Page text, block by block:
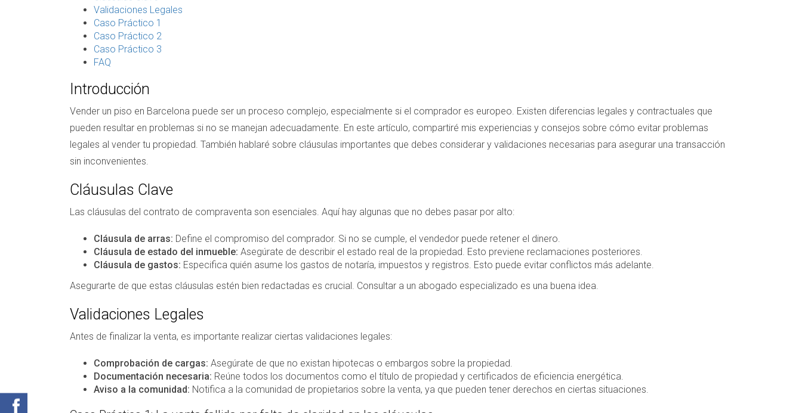
Validaciones Legales
Caso Práctico 1
Caso Práctico 2
Caso Práctico 3
FAQ
Introducción
Vender un piso en Barcelona puede ser un proceso complejo, especialmente si el comprador es europeo. Existen diferencias legales y contractuales que
pueden resultar en problemas si no se manejan adecuadamente. En este artículo, compartiré mis experiencias y consejos sobre cómo evitar problemas
legales al vender tu propiedad. También hablaré sobre cláusulas importantes que debes considerar y validaciones necesarias para asegurar una transacción
sin inconvenientes.
Cláusulas Clave
Las cláusulas del contrato de compraventa son esenciales. Aquí hay algunas que no debes pasar por alto:
Cláusula de arras: Define el compromiso del comprador. Si no se cumple, el vendedor puede retener el dinero.
Cláusula de estado del inmueble: Asegúrate de describir el estado real de la propiedad. Esto previene reclamaciones posteriores.
Cláusula de gastos: Especifica quién asume los gastos de notaría, impuestos y registros. Esto puede evitar conflictos más adelante.
Asegurarte de que estas cláusulas estén bien redactadas es crucial. Consultar a un abogado especializado es una buena idea.
Validaciones Legales
Antes de finalizar la venta, es importante realizar ciertas validaciones legales:
Comprobación de cargas: Asegúrate de que no existan hipotecas o embargos sobre la propiedad.
Documentación necesaria: Reúne todos los documentos como el título de propiedad y certificados de eficiencia energética.
Aviso a la comunidad: Notifica a la comunidad de propietarios sobre la venta, ya que pueden tener derechos en ciertas situaciones.